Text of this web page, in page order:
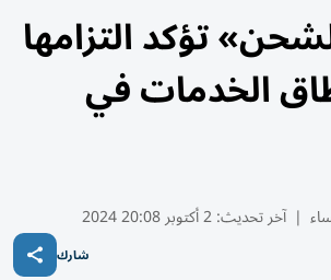
تؤكد التزامها
الخدمات في
| آخر تحديث:2 أكتوبر 20:08 2024
شارك